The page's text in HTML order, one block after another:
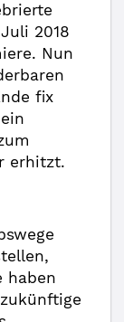
2018
Nun
fix
erhitzt.
haben